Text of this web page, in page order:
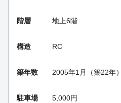
階層 地上6階
構造 RC
築年数 2005年1月（築22年）
駐車場 5,000円